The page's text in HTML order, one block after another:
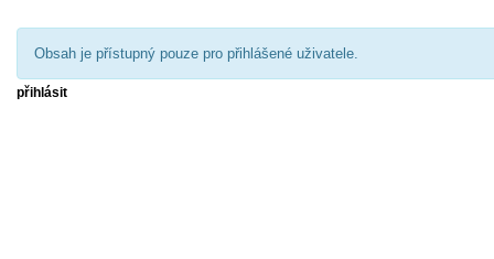
Obsah je přístupný pouze pro přihlášené uživatele.
přihlásit